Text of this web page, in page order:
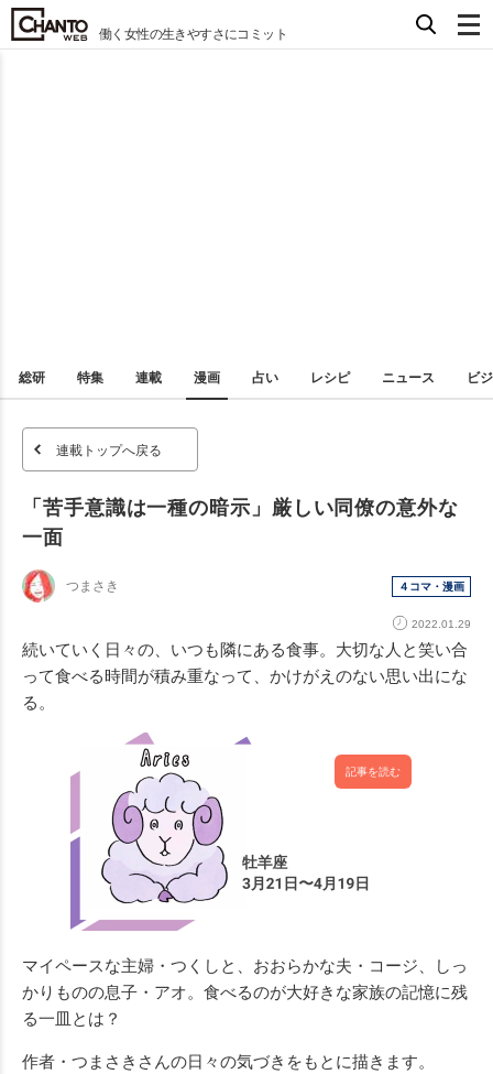
働く女性の生きやすさにコミット
総研 特集 連載 漫画 占い レシピ ニュース ビ
連載トップへ戻る
「苦手意識は一種の暗示」厳しい同僚の意外な
一面
つまさき ４コマ・漫画
2022.01.29
続いていく日々の、いつも隣にある食事。 大切な人と笑い合
って食べる時間が積み重なって、かけがえのない思い出にな
る。
記事を読む
マイペースな主婦・つくしと、おおらかな夫・コージ、しっ
かりものの息子・アオ。 食べるのが大好きな家族の記憶に残
る一皿とは？
作者・つまさきさんの日々の気づきをもとに描きます。